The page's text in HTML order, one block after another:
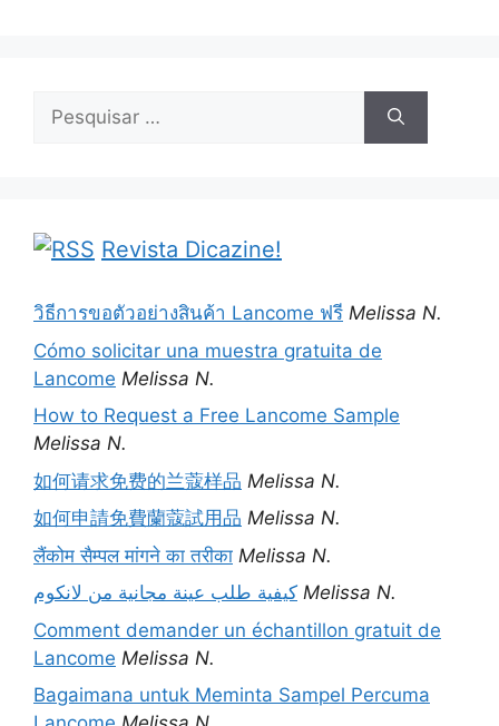
Pesquisar
Revista Dicazine!
วิธีการขอตัวอย่างสินค้า Lancome ฟรี Melissa N.
Cómo solicitar una muestra gratuita de
Lancome Melissa N.
How to Request a Free Lancome Sample
Melissa N.
如何请求免费的兰蔻样品 Melissa N.
如何申請免費蘭蔻試用品 Melissa N.
लैंकोम सैम्पल मांगने का तरीका Melissa N.
كيفية طلب عينة مجانية من لانكوم Melissa N.
Comment demander un échantillon gratuit de
Lancome Melissa N.
Bagaimana untuk Meminta Sampel Percuma